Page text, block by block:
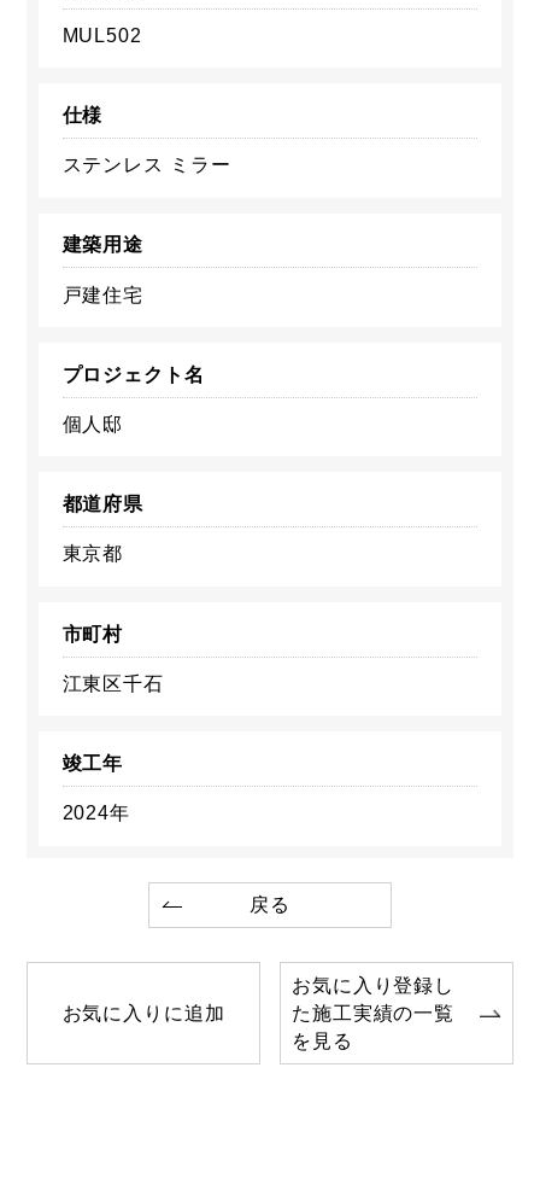
MUL502
仕様
ステンレス ミラー
建築用途
戸建住宅
プロジェクト名
個人邸
都道府県
東京都
市町村
江東区千石
竣工年
2024年
戻る
お気に入りに追加
お気に入り登録し
た施工実績の一覧
を見る